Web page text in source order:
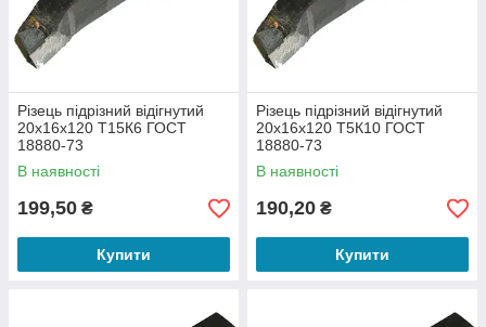
Різець підрізний відігнутий
20х16х120 Т15К6 ГОСТ
18880-73
В наявності
199,50 ₴
Купити
Різець підрізний відігнутий
20х16х120 Т5К10 ГОСТ
18880-73
В наявності
190,20 ₴
Купити